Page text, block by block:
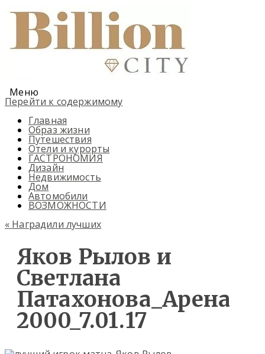
Меню
Перейти к содержимому
Главная
Образ жизни
Путешествия
Отели и курорты
ГАСТРОНОМИЯ
Дизайн
Недвижимость
Дом
Автомобили
ВОЗМОЖНОСТИ
« Наградили лучших
Яков Рылов и
Светлана
Патахонова_Арена
2000_7.01.17